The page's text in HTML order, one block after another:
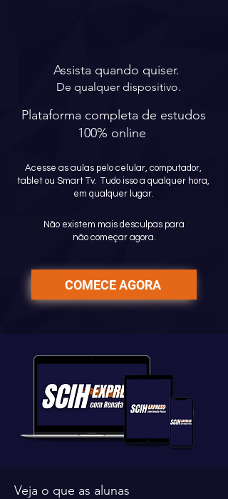
Assista quando quiser.
De qualquer dispositivo.
Plataforma completa de estudos
100% online
Acesse as aulas pelo celular, computador,
tablet ou Smart Tv. Tudo isso a qualquer hora,
em qualquer lugar.
Não existem mais desculpas para
não começar agora.
COMECE AGORA
Veja o que as alunas